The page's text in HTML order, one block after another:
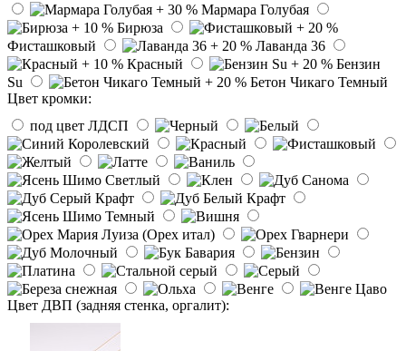
Мармара Голубая
Бирюза
Фисташковый
Лаванда 36
Красный
Бензин
Su
Бетон Чикаго Темный
Цвет кромки:
под цвет ЛДСП
Цвет ДВП (задняя стенка, оргалит):